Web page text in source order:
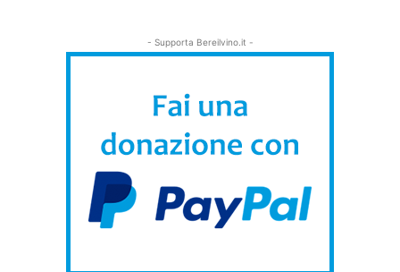
- Supporta Bereilvino.it -